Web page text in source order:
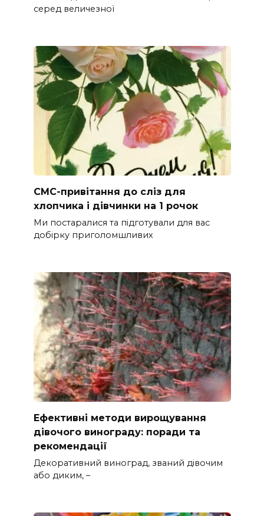
серед величезної
СМС-привітання до сліз для
хлопчика і дівчинки на 1 рочок
Ми постаралися та підготували для вас
добірку приголомшливих
Ефективні методи вирощування
дівочого винограду: поради та
рекомендації
Декоративний виноград, званий дівочим
або диким, –